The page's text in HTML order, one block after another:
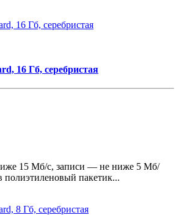
16 Гб, серебристая
15 Мб/с, записи — не ниже 5 Мб/
полиэтиленовый пакетик...